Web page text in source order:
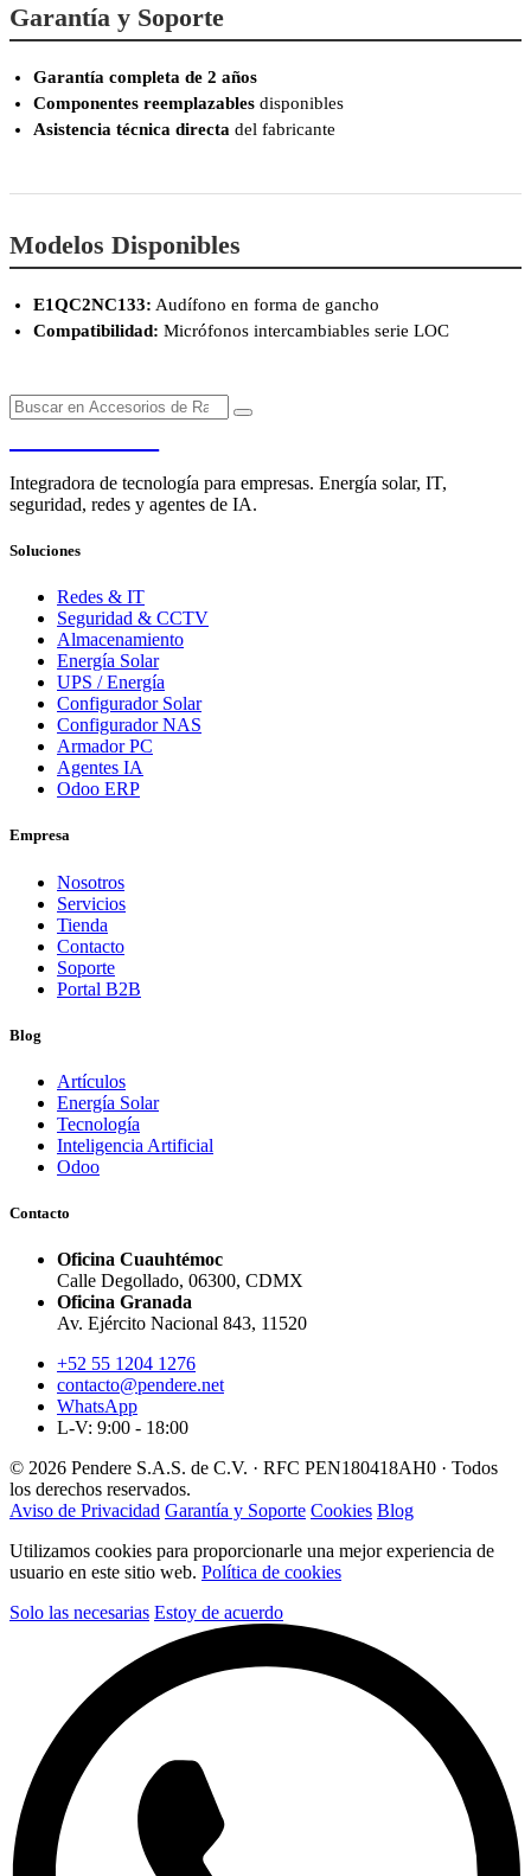
Garantía y Soporte
Garantía completa de 2 años
Componentes reemplazables disponibles
Asistencia técnica directa del fabricante
Modelos Disponibles
E1QC2NC133: Audífono en forma de gancho
Compatibilidad: Micrófonos intercambiables serie LOC
Integradora de tecnología para empresas. Energía solar, IT,
seguridad, redes y agentes de IA.
Soluciones
Redes & IT
Seguridad & CCTV
Almacenamiento
Energía Solar
UPS / Energía
Configurador Solar
Configurador NAS
Armador PC
Agentes IA
Odoo ERP
Empresa
Nosotros
Servicios
Tienda
Contacto
Soporte
Portal B2B
Blog
Artículos
Energía Solar
Tecnología
Inteligencia Artificial
Odoo
Contacto
Oficina Cuauhtémoc
Calle Degollado, 06300, CDMX
Oficina Granada
Av. Ejército Nacional 843, 11520
+52 55 1204 1276
contacto@pendere.net
WhatsApp
L-V: 9:00 - 18:00
© 2026 Pendere S.A.S. de C.V. · RFC PEN180418AH0 · Todos
los derechos reservados.
Aviso de Privacidad Garantía y Soporte Cookies Blog
Utilizamos cookies para proporcionarle una mejor experiencia de
usuario en este sitio web. Política de cookies
Solo las necesarias Estoy de acuerdo